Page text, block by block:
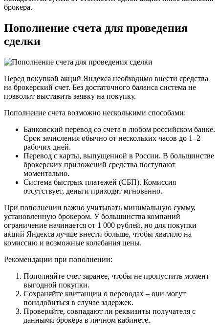
брокера.
Пополнение счета для проведения
сделки
Перед покупкой акций Яндекса необходимо внести средства
на брокерский счет. Без достаточного баланса система не
позволит выставить заявку на покупку.
Пополнение счета возможно несколькими способами:
Банковский перевод со счета в любом российском банке.
Срок зачисления обычно от нескольких часов до 1–2
рабочих дней.
Перевод с карты, выпущенной в России. В большинстве
брокерских приложений средства поступают
моментально.
Система быстрых платежей (СБП). Комиссия
отсутствует, деньги приходят мгновенно.
При пополнении важно учитывать минимальную сумму,
установленную брокером. У большинства компаний
ограничение начинается от 1 000 рублей, но для покупки
акций Яндекса лучше внести больше, чтобы хватило на
комиссию и возможные колебания цены.
Рекомендации при пополнении:
Пополняйте счет заранее, чтобы не пропустить момент
выгодной покупки.
Сохраняйте квитанции о переводах – они могут
понадобиться в случае задержек.
Проверяйте, совпадают ли реквизиты получателя с
данными брокера в личном кабинете.